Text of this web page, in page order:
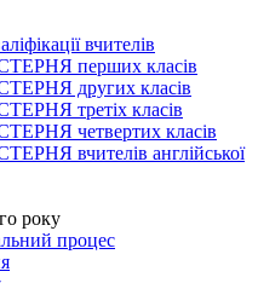
вчителів
перших класів
других класів
третіх класів
четвертих класів
вчителів англійської
року
процес